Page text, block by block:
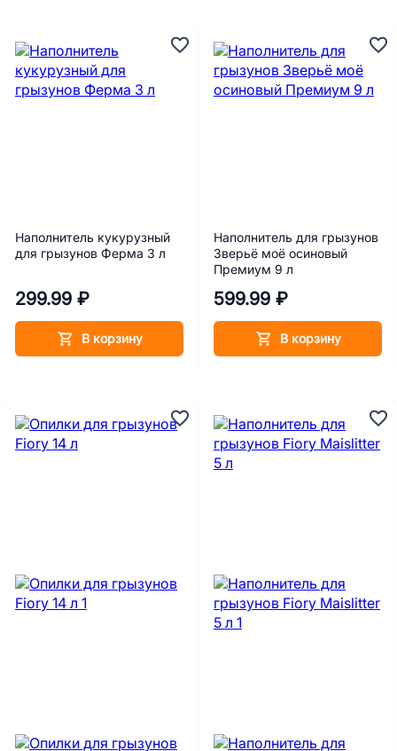
Наполнитель кукурузный
для грызунов Ферма 3 л
299.99 ₽
В корзину
Наполнитель для грызунов
Зверьё моё осиновый
Премиум 9 л
599.99 ₽
В корзину